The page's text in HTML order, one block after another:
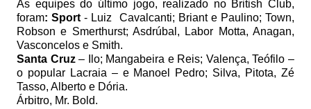
As equipes do último jogo, realizado no British Club,
foram: Sport - Luiz
Cavalcanti; Briant e Paulino; Town,
Robson e Smerthurst; Asdrúbal, Labor Motta, Anagan,
Vasconcelos e Smith.
Santa Cruz– Ilo; Mangabeira e Reis; Valença, Teófilo –
o popular Lacraia – e Manoel Pedro; Silva, Pitota, Zé
Tasso, Alberto e Dória.
Árbitro, Mr. Bold.